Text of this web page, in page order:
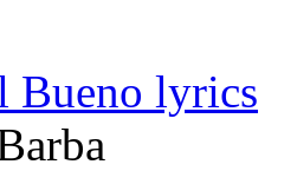
Bueno lyrics